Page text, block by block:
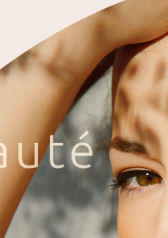
uté